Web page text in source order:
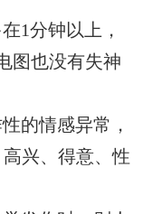
1分钟以上，
图也没有失神
的情感异常，
兴、得意、性